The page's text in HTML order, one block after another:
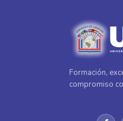
Formación,
compromiso